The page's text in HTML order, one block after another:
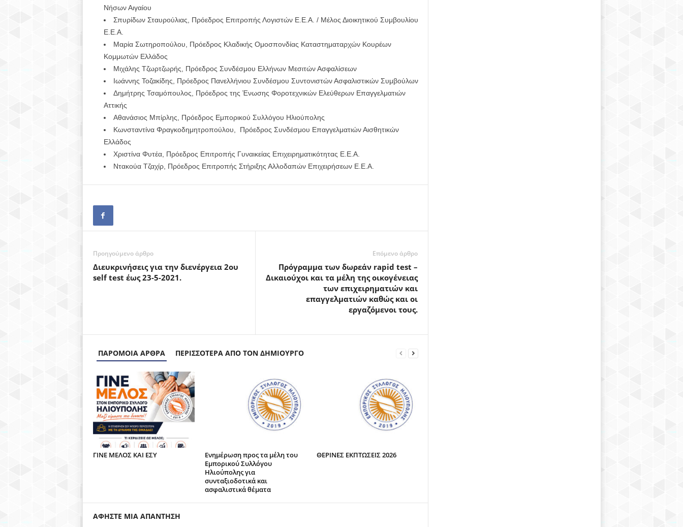
Νήσων Αιγαίου
Σπυρίδων Σταυρούλιας, Πρόεδρος Επιτροπής Λογιστών Ε.Ε.Α. / Μέλος Διοικητικού Συμβουλίου
Ε.Ε.Α.
Μαρία Σωτηροπούλου, Πρόεδρος Κλαδικής Ομοσπονδίας Καταστηματαρχών Κουρέων
Κομμωτών Ελλάδος
Μιχάλης Τζωρτζωρής, Πρόεδρος Συνδέσμου Ελλήνων Μεσιτών Ασφαλίσεων
Ιωάννης Τοζακίδης, Πρόεδρος Πανελλήνιου Συνδέσμου Συντονιστών Ασφαλιστικών Συμβούλων
Δημήτρης Τσαμόπουλος, Πρόεδρος της Ένωσης Φοροτεχνικών Ελεύθερων Επαγγελματιών
Αττικής
Αθανάσιος Μπίρλης, Πρόεδρος Εμπορικού Συλλόγου Ηλιούπολης
Κωνσταντίνα Φραγκοδημητροπούλου, Πρόεδρος Συνδέσμου Επαγγελματιών Αισθητικών
Ελλάδος
Χριστίνα Φυτέα, Πρόεδρος Επιτροπής Γυναικείας Επιχειρηματικότητας Ε.Ε.Α.
Ντακούα Τζαχίρ, Πρόεδρος Επιτροπής Στήριξης Αλλοδαπών Επιχειρήσεων Ε.Ε.Α.
Προηγούμενο άρθρο
Διευκρινήσεις για την διενέργεια 2ου
self test έως 23-5-2021.
Επόμενο άρθρο
Πρόγραμμα των δωρεάν rapid test –
Δικαιούχοι και τα μέλη της οικογένειας
των επιχειρηματιών και
επαγγελματιών καθώς και οι
εργαζόμενοι τους.
ΠΑΡΟΜΟΙΑ ΑΡΘΡΑ ΠΕΡΙΣΣΟΤΕΡΑ ΑΠΟ ΤΟΝ ΔΗΜΙΟΥΡΓΟ
ΓΙΝΕ ΜΕΛΟΣ ΚΑΙ ΕΣΥ
Ενημέρωση προς τα μέλη του
Εμπορικού Συλλόγου
Ηλιούπολης για
συνταξιοδοτικά και
ασφαλιστικά θέματα
ΘΕΡΙΝΕΣ ΕΚΠΤΩΣΕΙΣ 2026
ΑΦΗΣΤΕ ΜΙΑ ΑΠΑΝΤΗΣΗ